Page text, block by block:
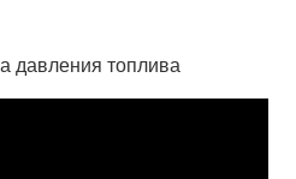
давления топлива